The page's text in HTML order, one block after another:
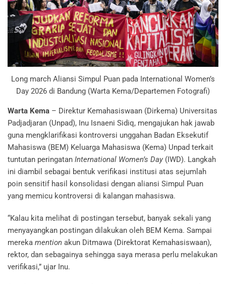
Long march Aliansi Simpul Puan pada International Women’s
Day 2026 di Bandung (Warta Kema/Departemen Fotografi)
Warta Kema – Direktur Kemahasiswaan (Dirkema) Universitas
Padjadjaran (Unpad), Inu Isnaeni Sidiq, mengajukan hak jawab
guna mengklarifikasi kontroversi unggahan Badan Eksekutif
Mahasiswa (BEM) Keluarga Mahasiswa (Kema) Unpad terkait
tuntutan peringatan International Women’s Day (IWD). Langkah
ini diambil sebagai bentuk verifikasi institusi atas sejumlah
poin sensitif hasil konsolidasi dengan aliansi Simpul Puan
yang memicu kontroversi di kalangan mahasiswa.
“Kalau kita melihat di postingan tersebut, banyak sekali yang
menyayangkan postingan dilakukan oleh BEM Kema. Sampai
mereka mention akun Ditmawa (Direktorat Kemahasiswaan),
rektor, dan sebagainya sehingga saya merasa perlu melakukan
verifikasi,” ujar Inu.